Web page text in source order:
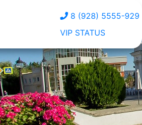
8 (928) 5555-929
VIP STATUS